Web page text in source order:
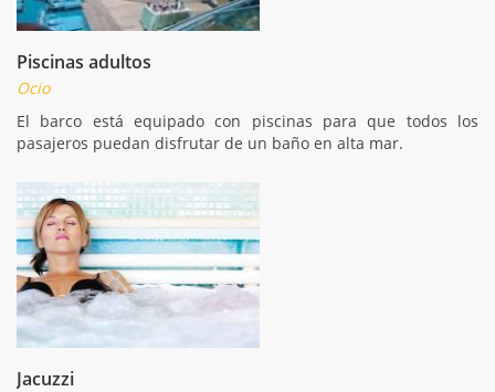
Piscinas adultos
Ocio
El barco está equipado con piscinas para que todos los
pasajeros puedan disfrutar de un baño en alta mar.
Jacuzzi